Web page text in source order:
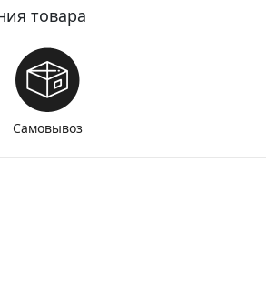
товара
Самовывоз